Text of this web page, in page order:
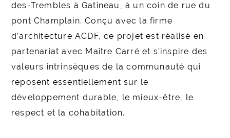
des-Trembles à Gatineau, à un coin de rue du
pont Champlain. Conçu avec la firme
d’architecture ACDF, ce projet est réalisé en
partenariat avec Maître Carré et s’inspire des
valeurs intrinsèques de la communauté qui
reposent essentiellement sur le
développement durable, le mieux-être, le
respect et la cohabitation.